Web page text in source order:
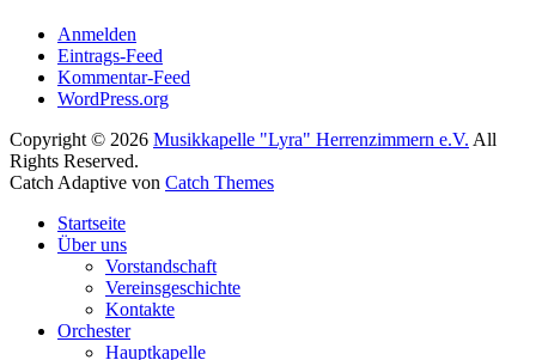
Anmelden
Eintrags-Feed
Kommentar-Feed
WordPress.org
Copyright © 2026 Musikkapelle "Lyra" Herrenzimmern e.V. All
Rights Reserved.
Catch Adaptive von Catch Themes
oben
scrollen
Startseite
Über uns
Vorstandschaft
Vereinsgeschichte
Kontakte
Orchester
Hauptkapelle